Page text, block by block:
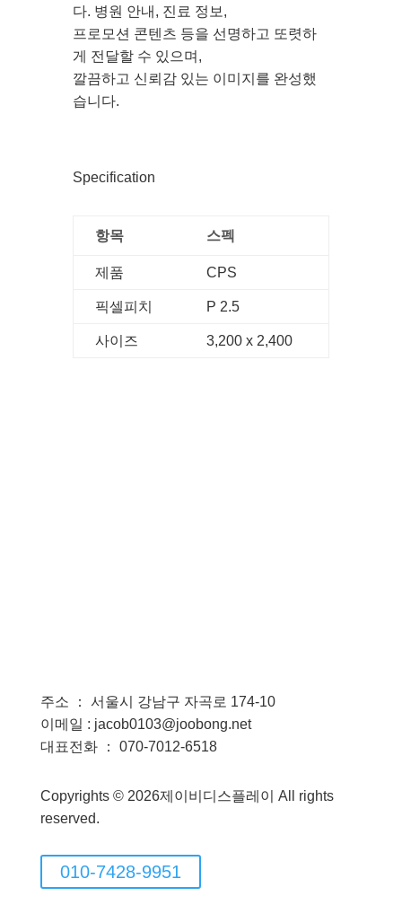
다. 병원 안내, 진료 정보,
프로모션 콘텐츠 등을 선명하고 또렷하
게 전달할 수 있으며,
깔끔하고 신뢰감 있는 이미지를 완성했
습니다.
Specification
항목 스펙
제품 CPS
픽셀피치 P 2.5
사이즈 3,200 x 2,400
주소 ： 서울시 강남구 자곡로 174-10
이메일 : jacob0103@joobong.net
대표전화 ： 070-7012-6518
Copyrights © 2026제이비디스플레이 All rights
reserved.
010-7428-9951